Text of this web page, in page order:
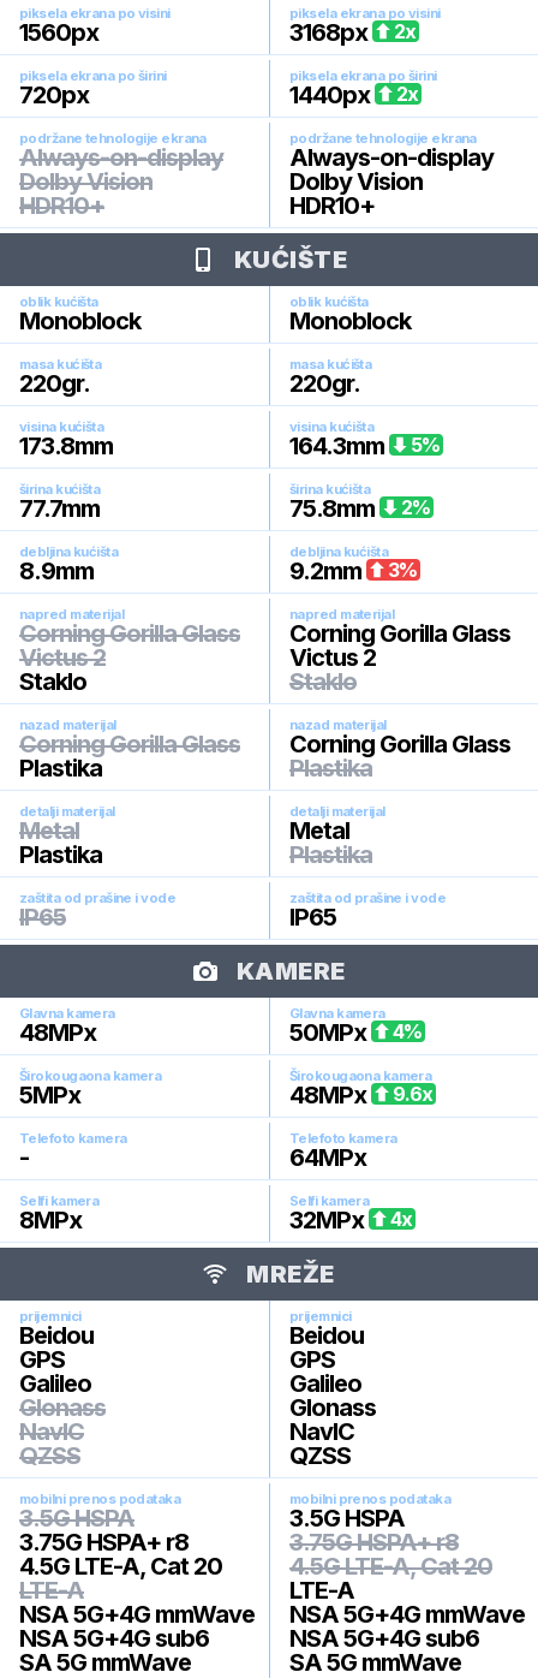
piksela ekrana po visini
1560px
piksela ekrana po visini
3168px 2x
piksela ekrana po širini
720px
piksela ekrana po širini
1440px 2x
podržane tehnologije ekrana
Always-on-display
Dolby Vision
HDR10+
podržane tehnologije ekrana
Always-on-display
Dolby Vision
HDR10+
KUĆIŠTE
oblik kućišta
Monoblock
oblik kućišta
Monoblock
masa kućišta
220gr.
masa kućišta
220gr.
visina kućišta
173.8mm
visina kućišta
164.3mm 5%
širina kućišta
77.7mm
širina kućišta
75.8mm 2%
debljina kućišta
8.9mm
debljina kućišta
9.2mm 3%
napred materijal
Corning Gorilla Glass
Victus 2
Staklo
napred materijal
Corning Gorilla Glass
Victus 2
Staklo
nazad materijal
Corning Gorilla Glass
Plastika
nazad materijal
Corning Gorilla Glass
Plastika
detalji materijal
Metal
Plastika
detalji materijal
Metal
Plastika
zaštita od prašine i vode
IP65
zaštita od prašine i vode
IP65
KAMERE
Glavna kamera
48MPx
Glavna kamera
50MPx 4%
Širokougaona kamera
5MPx
Širokougaona kamera
48MPx 9.6x
Telefoto kamera
-
Telefoto kamera
64MPx
Selfi kamera
8MPx
Selfi kamera
32MPx 4x
MREŽE
prijemnici
Beidou
GPS
Galileo
Glonass
NavIC
QZSS
prijemnici
Beidou
GPS
Galileo
Glonass
NavIC
QZSS
mobilni prenos podataka
3.5G HSPA
3.75G HSPA+ r8
4.5G LTE-A, Cat 20
LTE-A
NSA 5G+4G mmWave
NSA 5G+4G sub6
SA 5G mmWave
mobilni prenos podataka
3.5G HSPA
3.75G HSPA+ r8
4.5G LTE-A, Cat 20
LTE-A
NSA 5G+4G mmWave
NSA 5G+4G sub6
SA 5G mmWave